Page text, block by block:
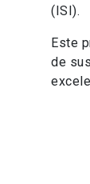
(ISI).
Este
de